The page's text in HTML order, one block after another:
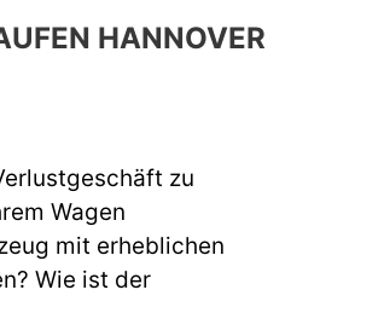
HANNOVER
zu
Wagen
mit erheblichen
Wie ist der